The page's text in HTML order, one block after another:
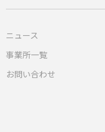
ニュース
事業所一覧
お問い合わせ